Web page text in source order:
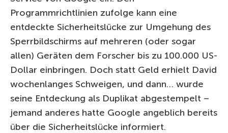
Programmrichtlinien zufolge kann eine
entdeckte Sicherheitslücke zur Umgehung des
Sperrbildschirms auf mehreren (oder sogar
allen) Geräten dem Forscher bis zu 100.000 US-
Dollar einbringen. Doch statt Geld erhielt David
wochenlanges Schweigen, und dann… wurde
seine Entdeckung als Duplikat abgestempelt –
jemand anderes hatte Google angeblich bereits
über die Sicherheitslücke informiert.